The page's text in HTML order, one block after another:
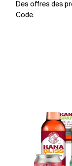
Des offres des
Code.